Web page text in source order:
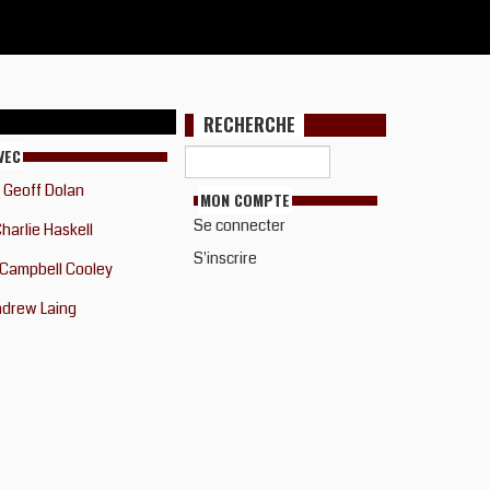
Geoff Dolan
Haskell
Campbell Cooley
Laing
RECHERCHE
MON COMPTE
Se connecter
S'inscrire